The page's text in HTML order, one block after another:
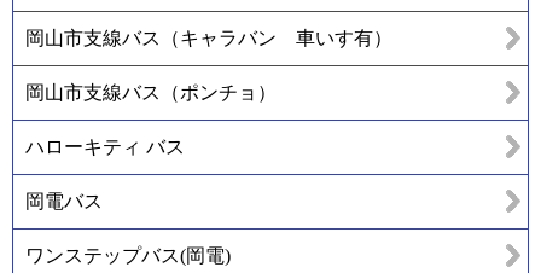
岡山市支線バス（キャラバン 車いす有）
岡山市支線バス（ポンチョ）
ハローキティ バス
岡電バス
ワンステップバス(岡電)